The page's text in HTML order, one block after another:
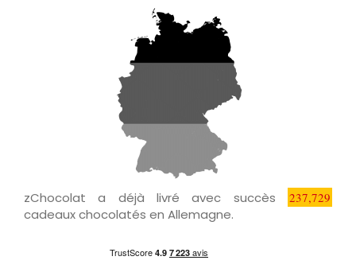
zChocolat a déjà livré avec succès 237,729
cadeaux chocolatés en Allemagne.